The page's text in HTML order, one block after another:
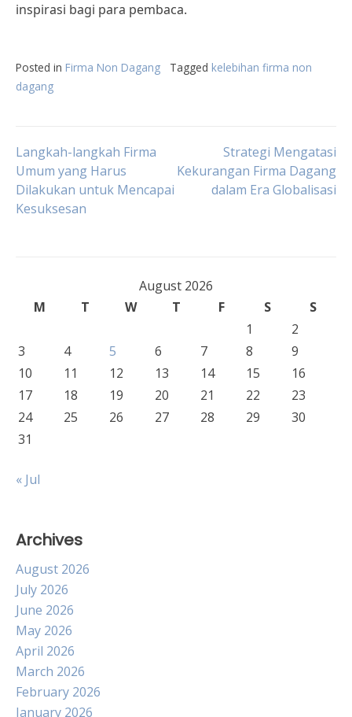
inspirasi bagi para pembaca.
Posted in Firma Non Dagang Tagged kelebihan firma non
dagang
Post
navigation
Langkah-langkah Firma
Umum yang Harus
Dilakukan untuk Mencapai
Kesuksesan
Strategi Mengatasi
Kekurangan Firma Dagang
dalam Era Globalisasi
August 2026
M
T W T F S
S
1
2
3
4 5 6 7 8
9
10
11 12 13 14 15
16
17
18 19 20 21 22
23
24
25 26 27 28 29
30
31
« Jul
Archives
August 2026
July 2026
June 2026
May 2026
April 2026
March 2026
February 2026
January 2026